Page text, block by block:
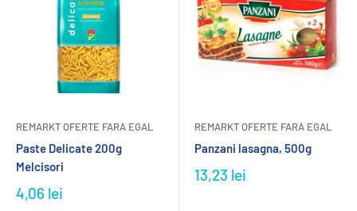
REMARKT OFERTE FARA EGAL
Paste Delicate 200g
Melcisori
4,06 lei
REMARKT OFERTE FARA EGAL
Panzani lasagna, 500g
13,23 lei